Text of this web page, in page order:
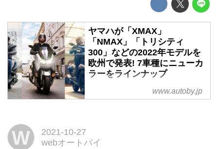
ヤマハが「XMAX」
「NMAX」「トリシティ
300」などの2022年モデルを
欧州で発表! 7車種にニューカ
ラーをラインナップ
ヤマハのヨーロッパ向けスクータ
ーの2022年モデルが2021年10月
www.autoby.jp
W
2021-10-27
webオートバイ